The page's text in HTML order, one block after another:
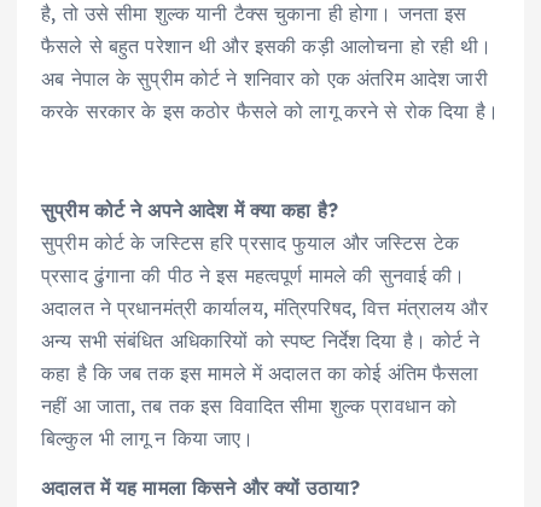
है, तो उसे सीमा शुल्क यानी टैक्स चुकाना ही होगा। जनता इस
फैसले से बहुत परेशान थी और इसकी कड़ी आलोचना हो रही थी।
अब नेपाल के सुप्रीम कोर्ट ने शनिवार को एक अंतरिम आदेश जारी
करके सरकार के इस कठोर फैसले को लागू करने से रोक दिया है।
सुप्रीम कोर्ट ने अपने आदेश में क्या कहा है?
सुप्रीम कोर्ट के जस्टिस हरि प्रसाद फुयाल और जस्टिस टेक
प्रसाद ढुंगाना की पीठ ने इस महत्वपूर्ण मामले की सुनवाई की।
अदालत ने प्रधानमंत्री कार्यालय, मंत्रिपरिषद, वित्त मंत्रालय और
अन्य सभी संबंधित अधिकारियों को स्पष्ट निर्देश दिया है। कोर्ट ने
कहा है कि जब तक इस मामले में अदालत का कोई अंतिम फैसला
नहीं आ जाता, तब तक इस विवादित सीमा शुल्क प्रावधान को
बिल्कुल भी लागू न किया जाए।
अदालत में यह मामला किसने और क्यों उठाया?